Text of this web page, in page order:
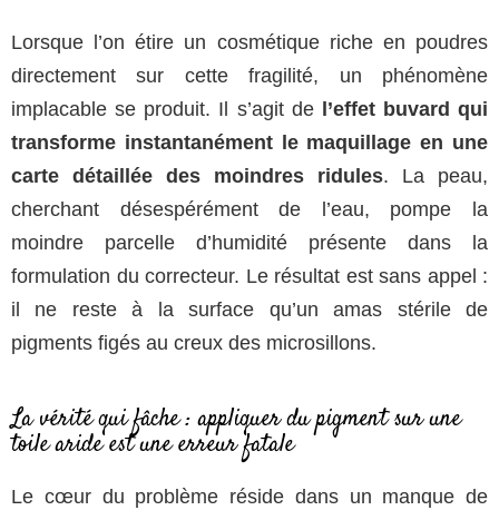
Lorsque l’on étire un cosmétique riche en poudres
directement sur cette fragilité, un phénomène
implacable se produit. Il s’agit de
l’effet buvard qui
transforme instantanément le maquillage en une
carte détaillée des moindres ridules. La peau,
cherchant désespérément de l’eau, pompe la
moindre parcelle d’humidité présente dans la
formulation du correcteur. Le résultat est sans appel :
il ne reste à la surface qu’un amas stérile de
pigments figés au creux des microsillons.
La vérité qui fâche : appliquer du pigment sur une
toile aride est une erreur fatale
Le cœur du problème réside dans un manque de